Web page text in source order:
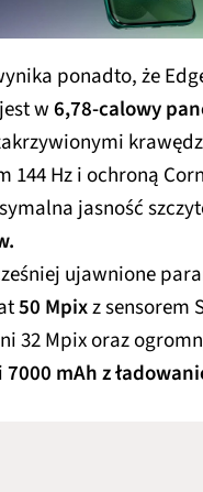
ponadto, że
w6,78-calowy
144 Hz i ochroną
jasność
ujawnione
50 Mpixz sensorem
32 Mpix oraz
7000 mAh z